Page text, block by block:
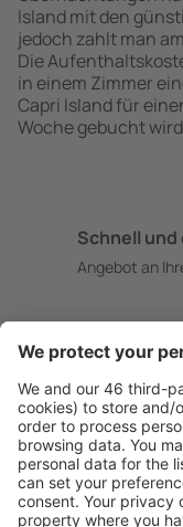
Island mit den
jedoch zahlt man
Die
in einem Zimmer
Capri Island für
Woche gebucht
Schnell
Angebot an
Buchen ohne
Mehr sparen
Attraktive
Benutzer.